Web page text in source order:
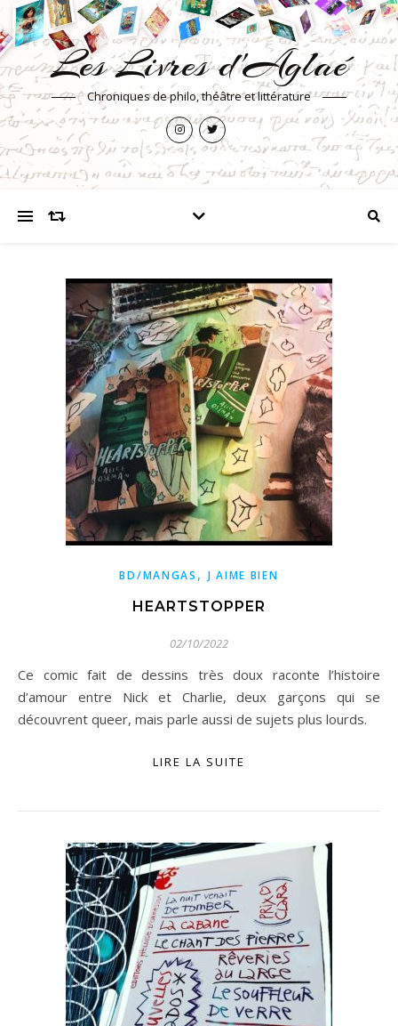
Les Livres d'Aglaé
Chroniques de philo, théâtre et littérature
BD/MANGAS , J AIME BIEN
HEARTSTOPPER
02/10/2022
Ce comic fait de dessins très doux raconte l’histoire
d’amour entre Nick et Charlie, deux garçons qui se
découvrent queer, mais parle aussi de sujets plus lourds.
LIRE LA SUITE